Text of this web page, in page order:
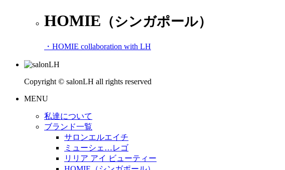
HOMIE （シンガポール）
・HOMIE collaboration with LH
Copyright © salonLH all rights reserved
MENU
私達について
ブランド一覧
サロンエルエイチ
ミューシェ…レゴ
リリア アイ ビューティー